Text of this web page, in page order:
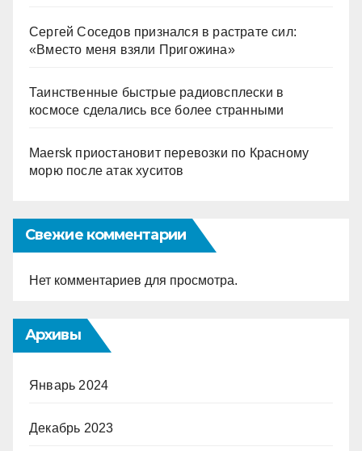
Сергей Соседов признался в растрате сил:
«Вместо меня взяли Пригожина»
Таинственные быстрые радиовсплески в
космосе сделались все более странными
Maersk приостановит перевозки по Красному
морю после атак хуситов
Свежие комментарии
Нет комментариев для просмотра.
Архивы
Январь 2024
Декабрь 2023